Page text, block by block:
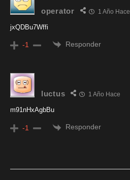
operator 1 Año Hace
jxQDBu7Wffi
-1 Responder
luctus 1 Año Hace
m91nHxAgbBu
-1 Responder